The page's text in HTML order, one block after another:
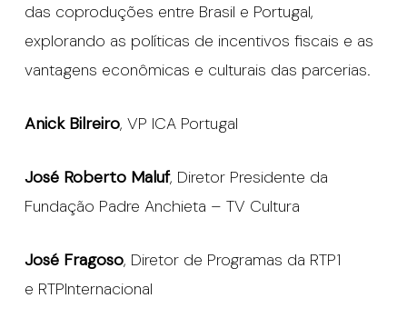
das coproduções entre Brasil e Portugal,
explorando as políticas de incentivos fiscais e as
vantagens econômicas e culturais das parcerias.
Anick Bilreiro, VP ICA Portugal
José Roberto Maluf, Diretor Presidente da
Fundação Padre Anchieta – TV Cultura
José Fragoso, Diretor de Programas da RTP1
e RTPInternacional